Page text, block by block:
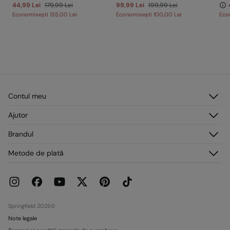
44,99 Lei 179,99 Lei
Economisești 135,00 Lei
99,99 Lei 199,99 Lei
Economisești 100,00 Lei
Contul meu
Înregistrare
Adresele mele
Ajutor
Livrare
Promoții curente
Brandul
Magazine
Metode de plată
Springfield 2025©
Note legale